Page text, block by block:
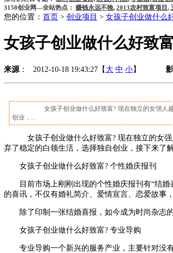
3158创业网—全站热点： 赚钱永远不晚, 2013农村致富项目 ,
您的位置： 首页 > 创业项目 > 女孩子创业做什么
女孩子创业做什么好致
来源 ： 2012-10-18 19:43:27【 大 中 小】
女孩子创业做什么好致富? 现在独立的女强人越
创业，...
女孩子创业做什么好致富? 现在独立的女强人
弃了稳定的白领生活，选择独自创业，接下来了
女孩子创业做什么好致富? 个性婚庆报刊
目前市场上刚刚出现的个性婚庆报刊有“结婚
的喜讯，不仅有婚礼简介、爱情宣言、恋爱故事
除了印制一张结婚喜报，如今成为时尚杂志的
女孩子创业做什么好致富? 专业导购
专业导购一个新兴的服务产业，主要针对没有